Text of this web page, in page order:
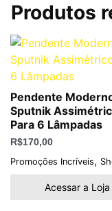
Produtos
Pendente
Sputnik
Para 6 Lâmpadas
R$170,00
Promoções Incríveis,
Acessar a Loja